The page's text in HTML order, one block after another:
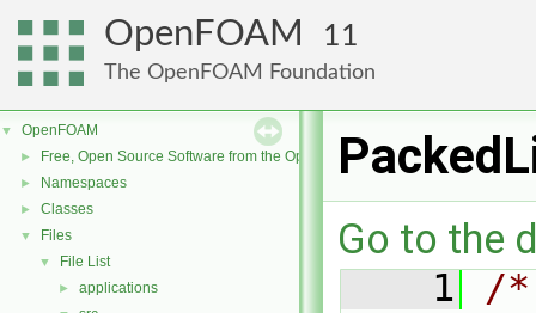
OpenFOAM 11
The OpenFOAM Foundation
▼ OpenFOAM
► Free, Open Source Software from the OpenFOAM Foundation
► Namespaces
► Classes
▼ Files
▼ File List
► applications
Go to the
    1
/